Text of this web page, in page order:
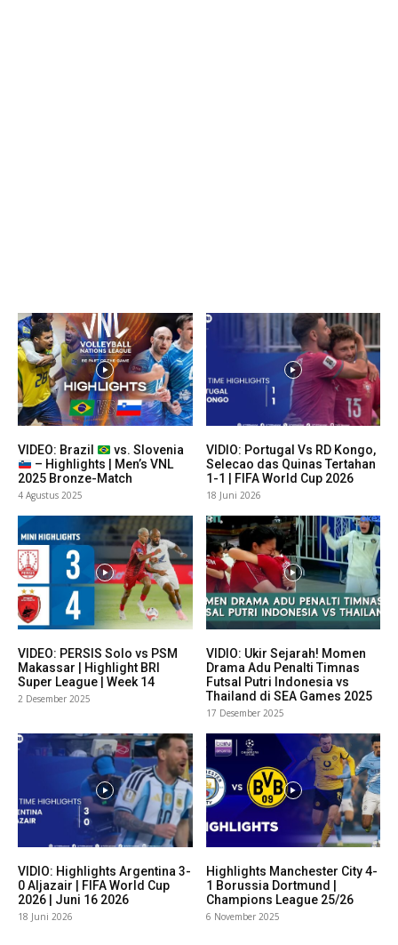
VIDEO: Brazil
vs. Slovenia
– Highlights | Men’s VNL
2025 Bronze-Match
4 Agustus 2025
VIDIO: Portugal Vs RD Kongo,
Selecao das Quinas Tertahan
1-1 | FIFA World Cup 2026
18 Juni 2026
VIDEO: PERSIS Solo vs PSM
Makassar | Highlight BRI
Super League | Week 14
2 Desember 2025
VIDIO: Ukir Sejarah! Momen
Drama Adu Penalti Timnas
Futsal Putri Indonesia vs
Thailand di SEA Games 2025
17 Desember 2025
VIDIO: Highlights Argentina 3-
0 Aljazair | FIFA World Cup
2026 | Juni 16 2026
18 Juni 2026
Highlights Manchester City 4-
1 Borussia Dortmund |
Champions League 25/26
6 November 2025